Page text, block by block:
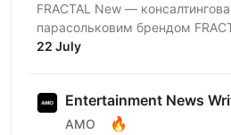
FRACTAL New —
парасольковим брендом FRACTAL. Ми в
Video Content Editor, який
22 July
Entertainment News
AMO 🔥